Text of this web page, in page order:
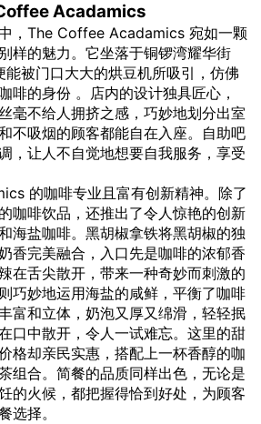
Acadamics
，The Coffee Acadamics 宛如一颗
样的魅力。它坐落于铜锣湾耀华街
被门口大大的烘豆机所吸引，仿佛
啡的身份 。店内的设计独具匠心，
毫不给人拥挤之感，巧妙地划分出室
不吸烟的顾客都能自在入座。自助吧
，让人不自觉地想要自我服务，享受
的咖啡专业且富有创新精神。除了
咖啡饮品，还推出了令人惊艳的创新
海盐咖啡。黑胡椒拿铁将黑胡椒的独
香完美融合，入口先是咖啡的浓郁香
在舌尖散开，带来一种奇妙而刺激的
巧妙地运用海盐的咸鲜，平衡了咖啡
富和立体，奶泡又厚又绵滑，轻轻抿
口中散开，令人一试难忘。这里的甜
格却亲民实惠，搭配上一杯香醇的咖
组合。简餐的品质同样出色，无论是
的火候，都把握得恰到好处，为顾客
选择。